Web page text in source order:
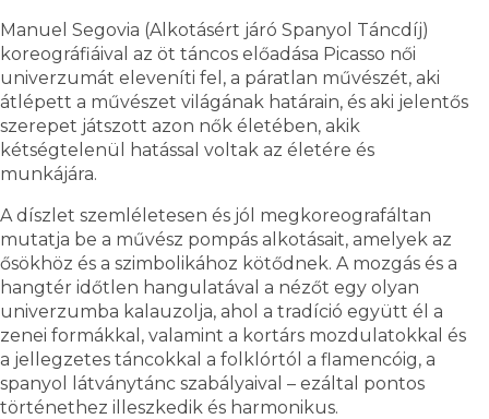
Manuel Segovia (Alkotásért járó Spanyol Táncdíj)
koreográfiáival az öt táncos előadása Picasso női
univerzumát eleveníti fel, a páratlan művészét, aki
átlépett a művészet világának határain, és aki jelentős
szerepet játszott azon nők életében, akik
kétségtelenül hatással voltak az életére és
munkájára.
A díszlet szemléletesen és jól megkoreografáltan
mutatja be a művész pompás alkotásait, amelyek az
ősökhöz és a szimbolikához kötődnek. A mozgás és a
hangtér időtlen hangulatával a nézőt egy olyan
univerzumba kalauzolja, ahol a tradíció együtt él a
zenei formákkal, valamint a kortárs mozdulatokkal és
a jellegzetes táncokkal a folklórtól a flamencóig, a
spanyol látványtánc szabályaival – ezáltal pontos
történethez illeszkedik és harmonikus.